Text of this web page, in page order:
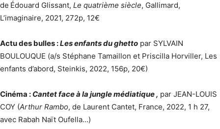
de Édouard Glissant, Le quatrième siècle, Gallimard,
L’imaginaire, 2021, 272p, 12€
Actu des bulles :Les enfants du ghetto par SYLVAIN
BOULOUQUE (a/s Stéphane Tamaillon et Priscilla Horviller, Les
enfants d’abord, Steinkis, 2022, 156p, 20€)
Cinéma : Cantet face à la jungle médiatique , par JEAN-LOUIS
COY (Arthur Rambo, de Laurent Cantet, France, 2022, 1 h 27,
avec Rabah Naït Oufella…)